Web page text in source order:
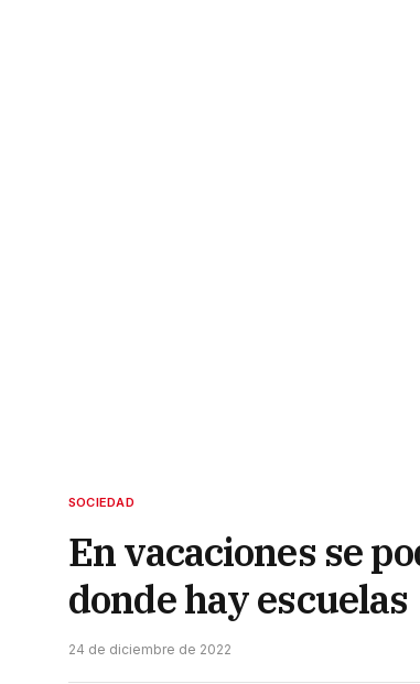
SOCIEDAD
En vacaciones se
donde hay escuelas
24 de diciembre de 2022